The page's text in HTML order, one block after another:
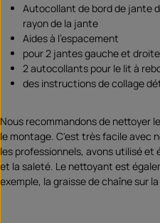
Autocollant de bord de jante
rayon de la jante
Aides à l'espacement
pour 2 jantes gauche et droite
2 autocollants pour le lit à
des instructions de collage
Nous recommandons de nettoyer
le montage. C'est très facile avec
les professionnels, avons utilisé et
et la saleté. Le nettoyant est
exemple, la graisse de chaîne sur